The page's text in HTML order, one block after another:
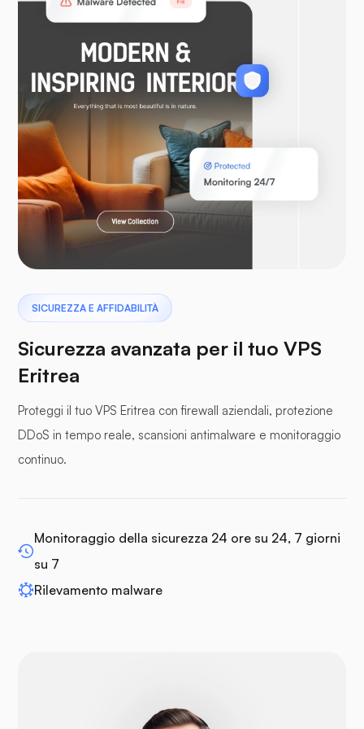
WooCommerce
Laravel
Pterodattilo
pannelli tampone
WP-extendify
SICUREZZA E AFFIDABILITÀ
Sicurezza avanzata per il tuo VPS
Eritrea
Proteggi il tuo VPS Eritrea con firewall aziendali, protezione
DDoS in tempo reale, scansioni antimalware e monitoraggio
continuo.
Monitoraggio della sicurezza 24 ore su 24, 7 giorni
su 7
Rilevamento malware